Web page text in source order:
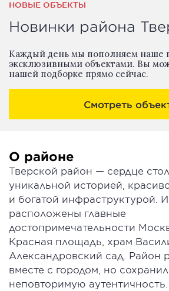
НОВЫЕ ОБЪЕКТЫ
Новинки района
Каждый день мы пополняем наше
эксклюзивными объектами. Вы
нашей подборке прямо сейчас.
Смотреть
О районе
Тверской район — сердце
уникальной историей,
и богатой инфраструктурой.
расположены главные
достопримечательности
Красная площадь, храм
Александровский сад. Район
вместе с городом, но
неповторимую аутентичность.